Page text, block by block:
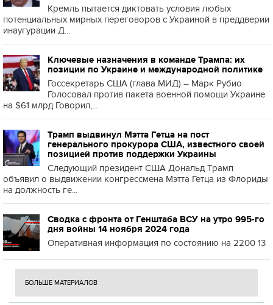
Кремль пытается диктовать условия любых
потенциальных мирных переговоров с Украиной в преддверии
инаугурации Д...
Ключевые назначения в команде Трампа: их
позиции по Украине и международной политике
Госсекретарь США (глава МИД) – Марк Рубио
Голосовал против пакета военной помощи Украине
на $61 млрд Говорил,...
Трамп выдвинул Мэтта Гетца на пост
генерального прокурора США, известного своей
позицией против поддержки Украины
Следующий президент США Дональд Трамп
объявил о выдвижении конгрессмена Мэтта Гетца из Флориды
на должность ге...
Сводка с фронта от Генштаба ВСУ на утро 995-го
дня войны 14 ноября 2024 года
Оперативная информация по состоянию на 2200 13
БОЛЬШЕ МАТЕРИАЛОВ